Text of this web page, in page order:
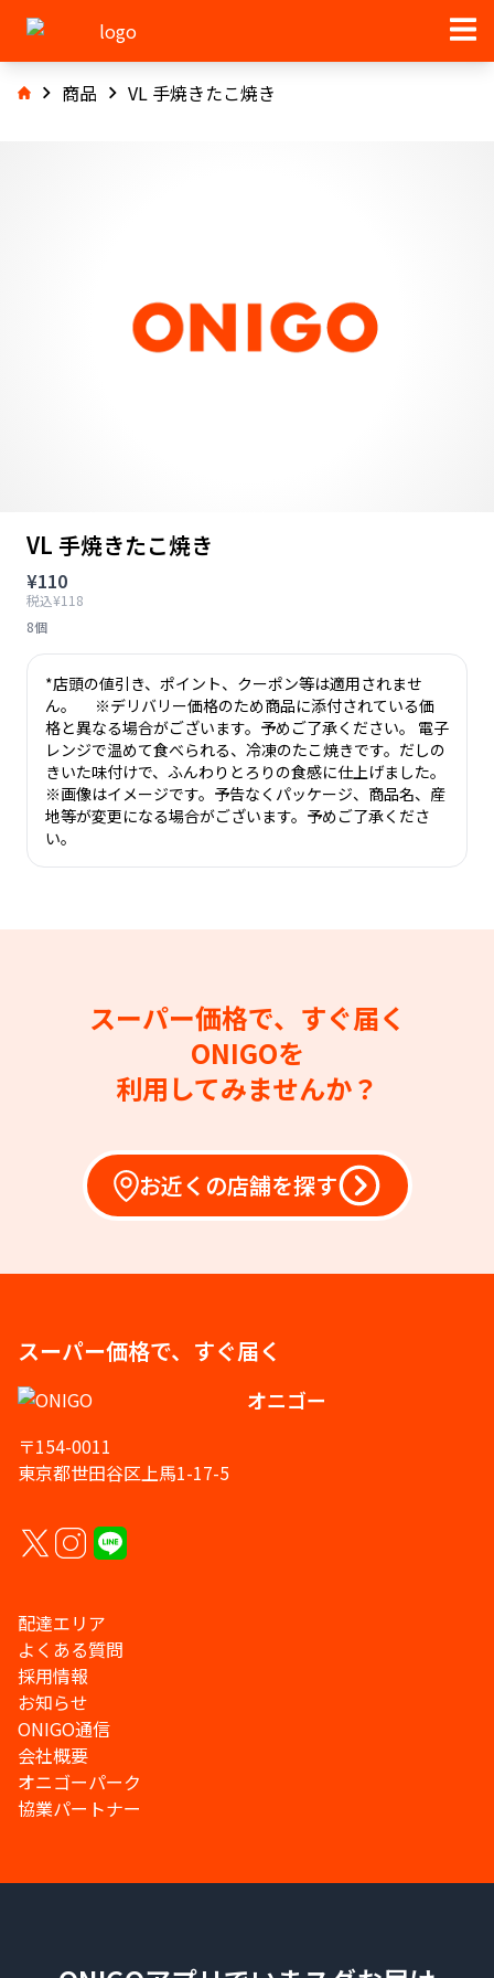
商品 VL 手焼きたこ焼き
VL 手焼きたこ焼き
¥110
税込¥118
8個
*店頭の値引き、ポイント、クーポン等は適用されませ
ん。 ※デリバリー価格のため商品に添付されている価
格と異なる場合がございます。予めご了承ください。 電子
レンジで温めて食べられる、冷凍のたこ焼きです。だしの
きいた味付けで、ふんわりとろりの食感に仕上げました。
※画像はイメージです。予告なくパッケージ、商品名、産
地等が変更になる場合がございます。予めご了承くださ
い。
スーパー価格で、すぐ届く
ONIGOを
利用してみませんか？
お近くの店舗を探す
スーパー価格で、すぐ届く
オニゴー
〒154-0011
東京都世田谷区上馬1-17-5
配達エリア
よくある質問
採用情報
お知らせ
ONIGO通信
会社概要
オニゴーパーク
協業パートナー